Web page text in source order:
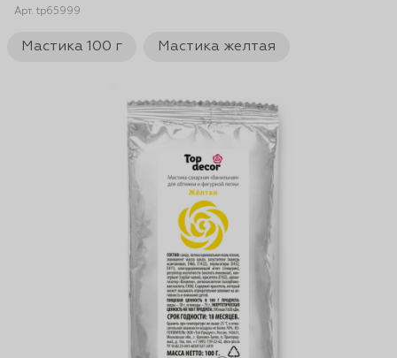
Арт. tp65999
Мастика 100 г Мастика желтая